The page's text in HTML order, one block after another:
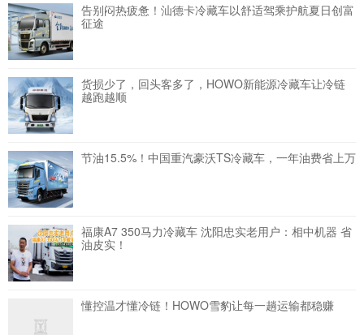
告别闷热疲惫！汕德卡冷藏车以舒适驾乘护航夏日创富
征途
货损少了，回头客多了，HOWO新能源冷藏车让冷链
越跑越顺
节油15.5%！中国重汽豪沃TS冷藏车，一年油费省上万
福康A7 350马力冷藏车 沈阳忠实老用户：相中机器 省
油皮实！
懂控温才懂冷链！HOWO雪豹让每一趟运输都稳赚